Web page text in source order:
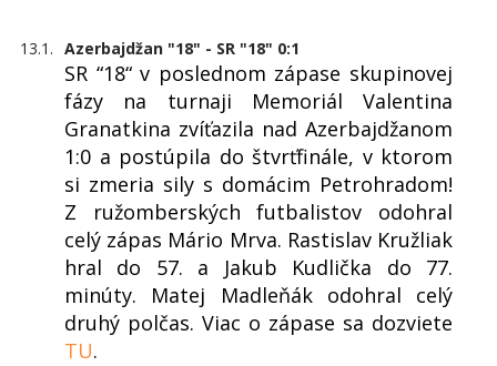
13.1. Azerbajdžan "18" - SR "18" 0:1
SR “18“ v poslednom zápase skupinovej
fázy na turnaji Memoriál Valentina
Granatkina zvíťazila nad Azerbajdžanom
1:0 a postúpila do štvrťfinále, v ktorom
si zmeria sily s domácim Petrohradom!
Z ružomberských futbalistov odohral
celý zápas Mário Mrva. Rastislav Kružliak
hral do 57. a Jakub Kudlička do 77.
minúty. Matej Madleňák odohral celý
druhý polčas. Viac o zápase sa dozviete
TU.